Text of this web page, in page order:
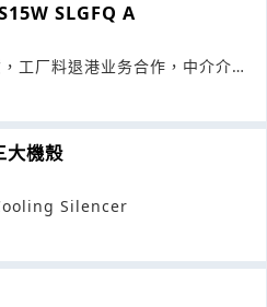
SLGFQ A
工厂料退港业务合作，中介介绍
大機殼
Silencer